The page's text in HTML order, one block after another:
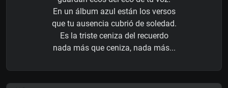
En un álbum azul están los versos
que tu ausencia cubrió de soledad.
Es la triste ceniza del recuerdo
nada más que ceniza, nada más...